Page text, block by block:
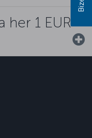
her 1 EUR